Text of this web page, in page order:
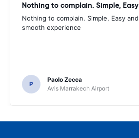
Nothing to complain. Simple, Easy
Nothing to complain. Simple, Easy and
smooth experience
P
Paolo Zecca
Avis Marrakech Airport